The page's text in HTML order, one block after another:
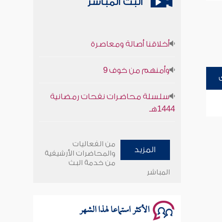
1444هـ
وأمنهم من خوف 9
المزيد
من الفعاليات
والمحاضرات الأرشيفية
من خدمة البث
المباشر
الأكثر استماعا لهذا الشهر